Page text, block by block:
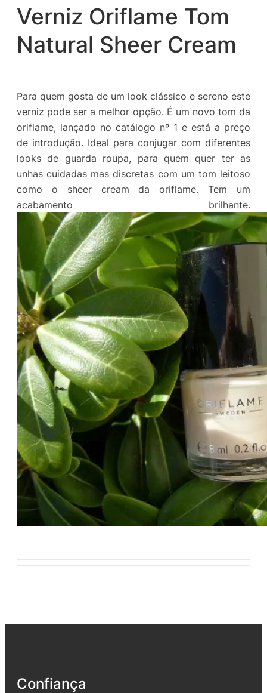
Verniz Oriflame Tom
Natural Sheer Cream
Para quem gosta de um look clássico e sereno este
verniz pode ser a melhor opção. É um novo tom da
oriflame, lançado no catálogo nº 1 e está a preço
de introdução. Ideal para conjugar com diferentes
looks de guarda roupa, para quem quer ter as
unhas cuidadas mas discretas com um tom leitoso
como o sheer cream da oriflame. Tem um
acabamento brilhante.
Confiança